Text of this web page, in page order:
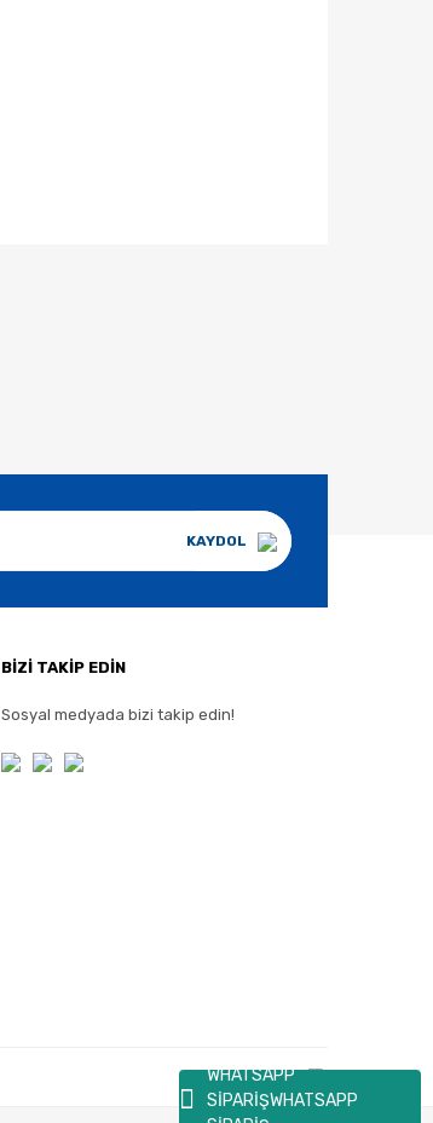
WHATSAPP
SİPARİŞWHATSAPP
KAYDOL
BİZİ TAKİP EDİN
Sosyal medyada bizi takip edin!